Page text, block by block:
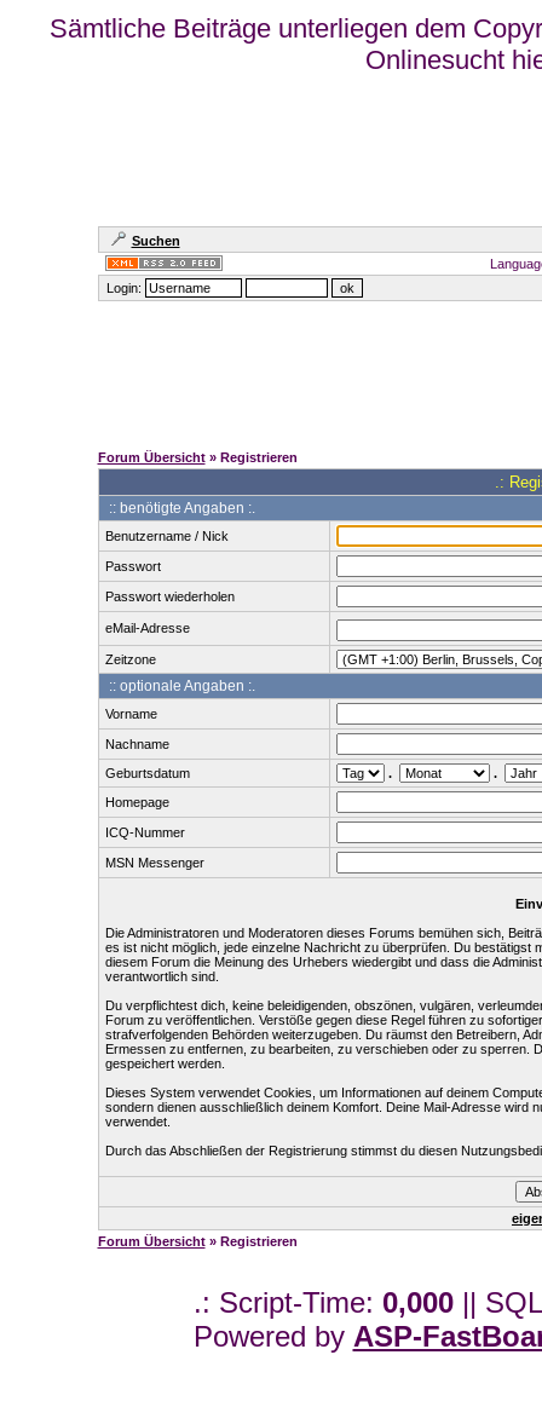
Sämtliche Beiträge unterliegen dem
Onlinesucht
Suchen
Login:
Forum Übersicht» Registrieren
.:
:: benötigte Angaben :.
Benutzername / Nick
Passwort
Passwort wiederholen
eMail-Adresse
Zeitzone
:: optionale Angaben :.
Vorname
Nachname
Geburtsdatum
.
.
Homepage
ICQ-Nummer
MSN Messenger
Die Administratoren und Moderatoren dieses Forums bemühen sich,
es ist nicht möglich, jede einzelne Nachricht zu überprüfen. Du
diesem Forum die Meinung des Urhebers wiedergibt und dass die
verantwortlich sind.
Du verpflichtest dich, keine beleidigenden, obszönen, vulgären,
Forum zu veröffentlichen. Verstöße gegen diese Regel führen zu
strafverfolgenden Behörden weiterzugeben. Du räumst den Betreibern,
Ermessen zu entfernen, zu bearbeiten, zu verschieben oder zu sperren.
gespeichert werden.
Dieses System verwendet Cookies, um Informationen auf deinem
sondern dienen ausschließlich deinem Komfort. Deine Mail-Adresse wird
verwendet.
Durch das Abschließen der Registrierung stimmst du diesen
Forum Übersicht» Registrieren
.: Script-Time: 0,000||
Powered by ASP-